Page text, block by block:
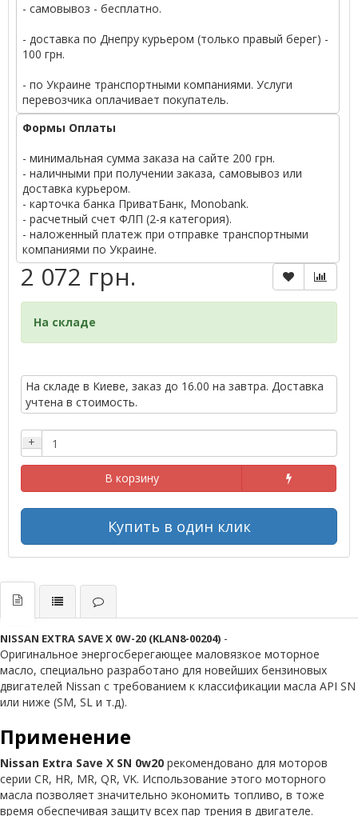
- самовывоз - бесплатно.
- доставка по Днепру курьером (только правый берег) -
100 грн.
- по Украине транспортными компаниями. Услуги
перевозчика оплачивает покупатель.
Формы Оплаты
- минимальная сумма заказа на сайте 200 грн.
- наличными при получении заказа, самовывоз или
доставка курьером.
- карточка банка ПриватБанк, Monobank.
- расчетный счет ФЛП (2-я категория).
- наложенный платеж при отправке транспортными
компаниями по Украине.
2 072 грн.
На складе
На складе в Киеве, заказ до 16.00 на завтра. Доставка
учтена в стоимость.
+
В корзину
Купить в один клик
NISSAN EXTRA SAVE X 0W-20 (KLAN8-00204) -
Оригинальное энергосберегающее маловязкое моторное
масло, специально разработано для новейших бензиновых
двигателей Nissan с требованием к классификации масла API SN
или ниже (SM, SL и т.д).
Применение
Nissan Extra Save X SN 0w20 рекомендовано для моторов
серии CR, HR, MR, QR, VK. Использование этого моторного
масла позволяет значительно экономить топливо, в тоже
время обеспечивая защиту всех пар трения в двигателе.